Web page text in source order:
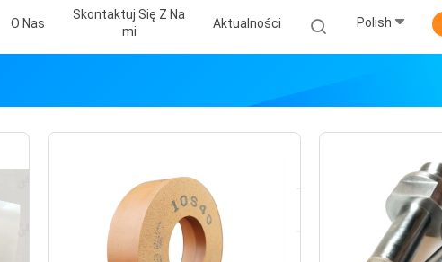
O Nas
Skontaktuj Się Z Na
Mi
Aktualności Polish